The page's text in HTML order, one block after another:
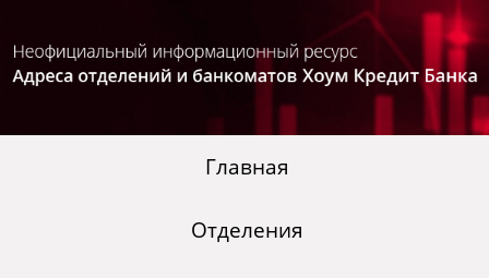
Главная
Отделения